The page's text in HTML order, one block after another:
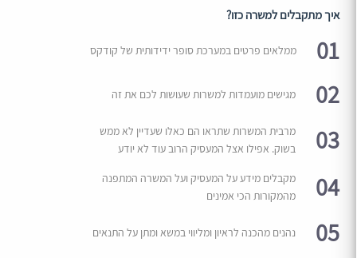
איך מתקבלים למשרה כזו?
01 ממלאים פרטים במערכת סופר ידידותית של קודקס
02 מגישים מועמדות למשרות שעושות לכם את זה
03
מרבית המשרות שתראו הם כאלו שעדיין לא ממש
בשוק. אפילו אצל המעסיק הרוב עוד לא יודע
04
מקבלים מידע על המעסיק ועל המשרה המתפנה
מהמקורות הכי אמינים
05 נהנים מהכנה לראיון ומליווי במשא ומתן על התנאים